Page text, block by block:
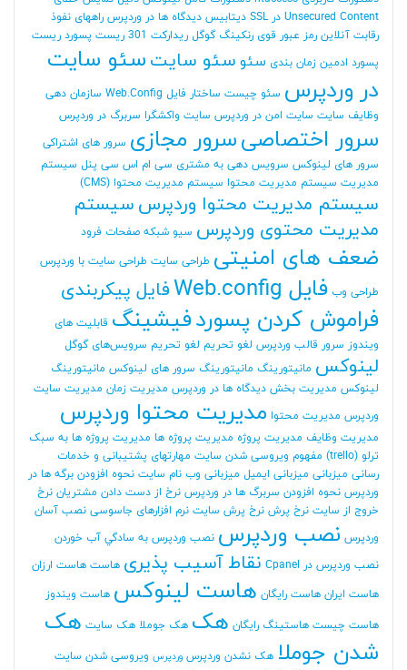
Unsecured Content در SSL
دیتابیس دیدگاه ها در وردپرس راههای نفوذ
رقابت آنلاین رمز عبور قوی رنکینگ گوگل ریدارکت 301 ریست پسورد ریست
پسورد ادمین زمان بندی سئو سئو سایت سئو سایت
در وردپرس سئو چیست ساختار فایل Web.Config
سازمان دهی
وظایف سایت سایت امن در وردپرس سایت واکشگرا سربرگ در وردپرس
سرور اختصاصیسرور مجازی سرور های اشتراکی
سرور های لینوکس سرویس دهی به مشتری سی ام اس سی پنل سیستم
مدیریت سیستم مدیریت محتوا سیستم مدیریت محتوا (CMS)
سیستم مدیریت محتوا وردپرس سیستم
مدیریت محتوی وردپرس سیو شبکه صفحات فرود
ضعف های امنیتی طراحی سایت طراحی سایت با وردپرس
طراحی وب فایل Web.config فایل پیکربندی
فراموش کردن پسوردفیشینگ قابلیت های
ویندوز سرور قالب وردپرس لغو تحریم لغو تحریم سرویس‌های گوگل
لینوکس مانیتورینگ مانیتورینگ سرور های لینوکس مانیتورینگ
لینوکس مدیریت بخش دیدگاه ها در وردپرس مدیریت زمان مدیریت سایت
وردپرس مدیریت محتوا مدیریت محتوا وردپرس
مدیریت وظایف مدیریت پروژه مدیریت پروژه ها مدیریت پروژه ها به سبک
ترلو (trello)
مفهوم ویروسی شدن سایت مهارتهای پشتیبانی و خدمات
رسانی میزبانی میزبانی ایمیل میزبانی وب نام سایت نحوه افزودن برگه ها در
وردپرس نحوه افزودن سربرگ ها در وردپرس نرخ از دست دادن مشتریان نرخ
خروج از سایت نرخ پرش نرخ پرش سایت نرم افزارهای جاسوسی نصب آسان
وردپرس نصب وردپرس نصب وردپرس به سادگي آب خوردن
نصب وردپرس در Cpanel
نقاط آسیب پذیری هاست هاست ارزان
هاست ایران هاست رایگان هاست لینوکس هاست ویندوز
هاست چیست هاستینگ رایگان هک هک جوملا هک سایت هک
شدن جوملا هک نشدن وردپرس وردپرس ویروسی شدن سایت